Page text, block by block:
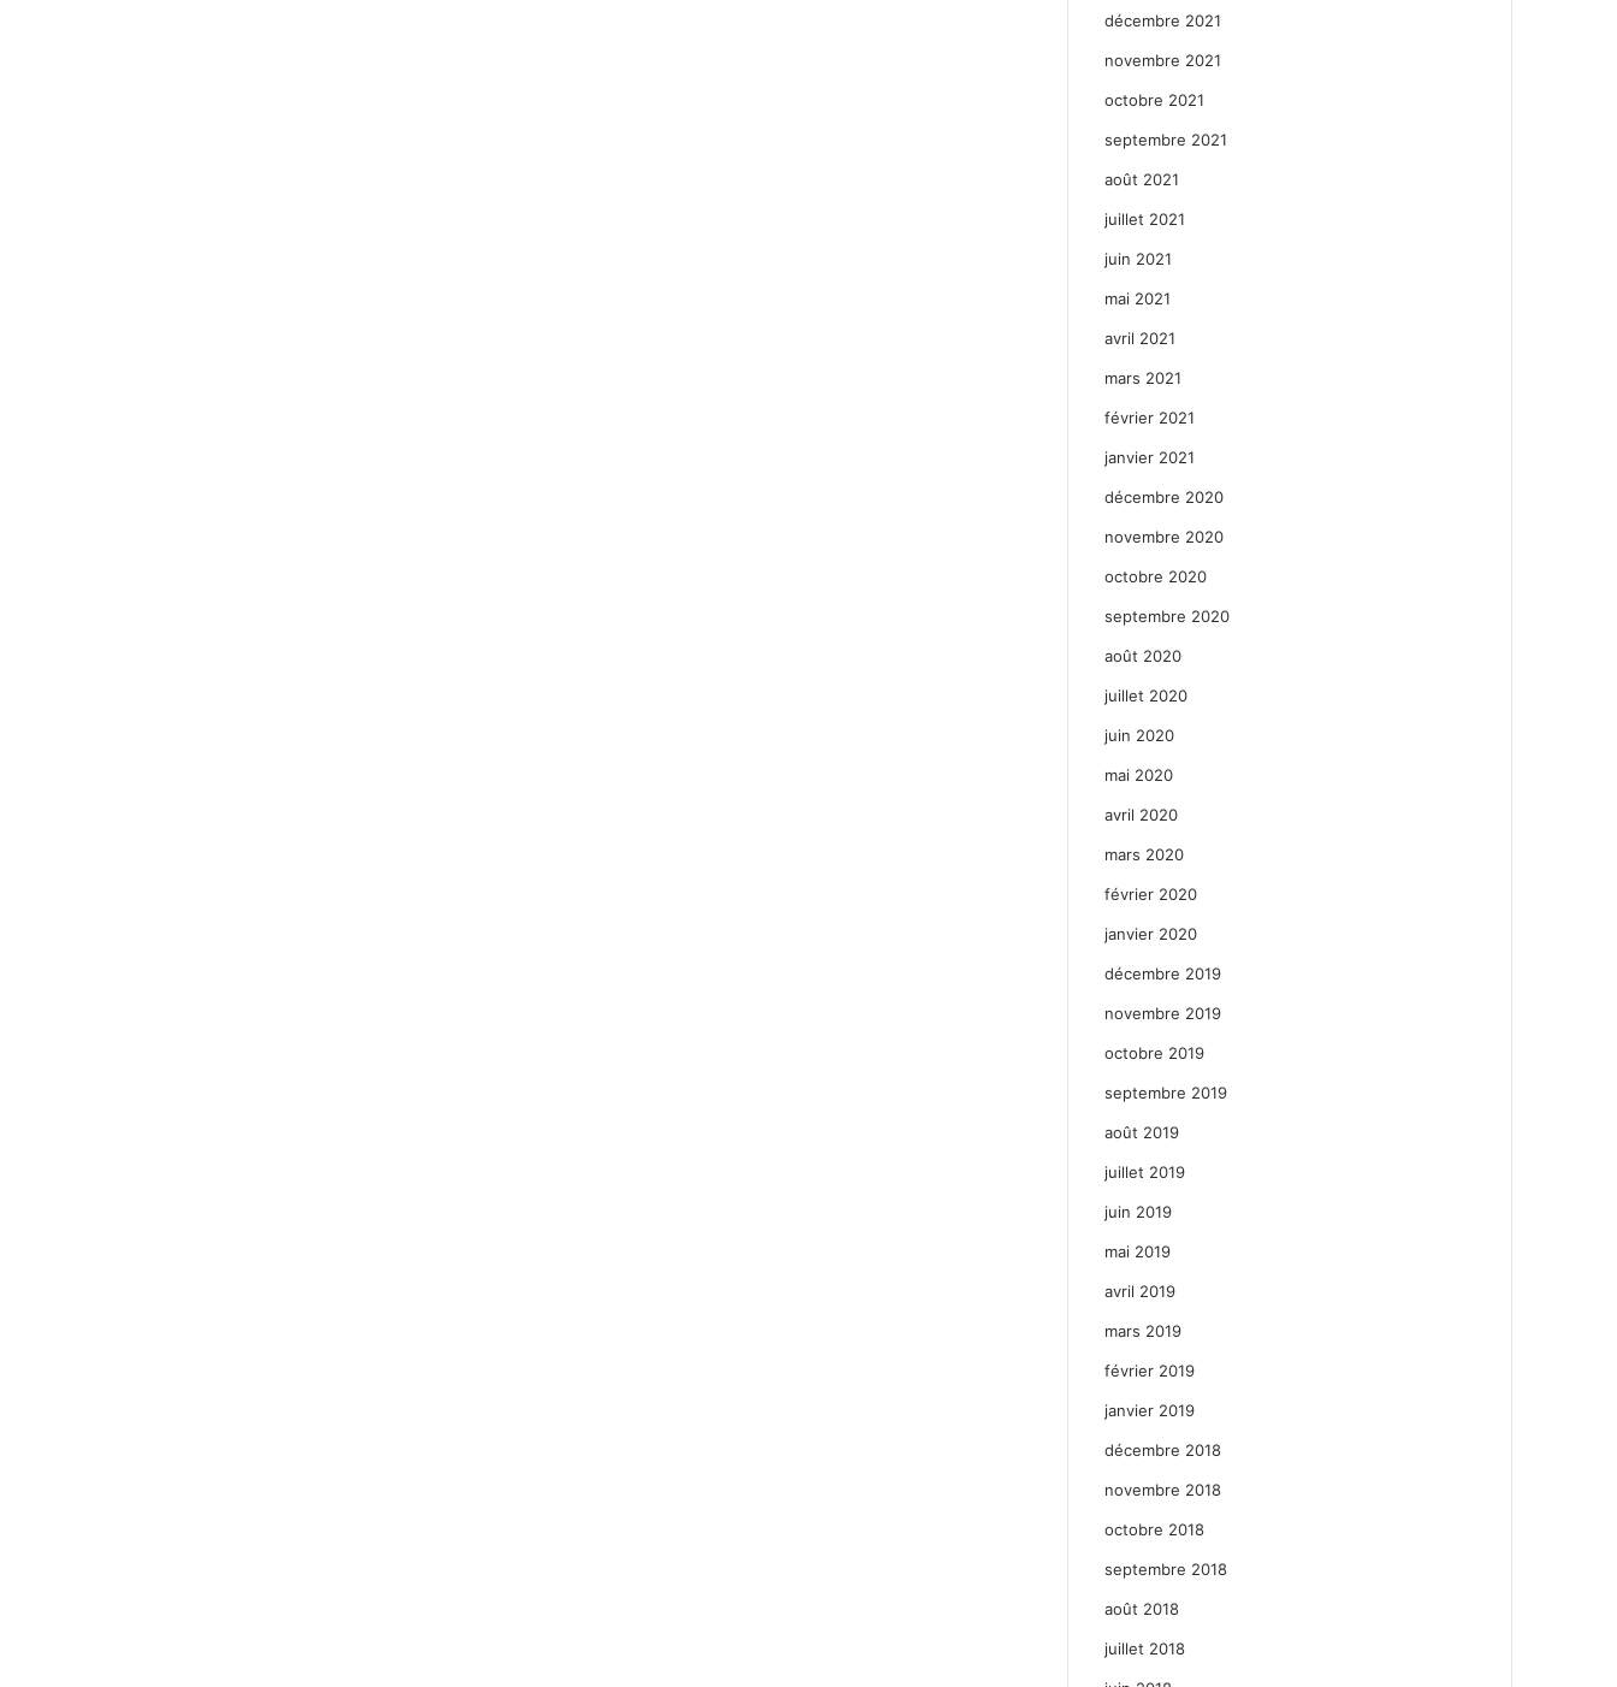
décembre 2021
novembre 2021
octobre 2021
septembre 2021
août 2021
juillet 2021
juin 2021
mai 2021
avril 2021
mars 2021
février 2021
janvier 2021
décembre 2020
novembre 2020
octobre 2020
septembre 2020
août 2020
juillet 2020
juin 2020
mai 2020
avril 2020
mars 2020
février 2020
janvier 2020
décembre 2019
novembre 2019
octobre 2019
septembre 2019
août 2019
juillet 2019
juin 2019
mai 2019
avril 2019
mars 2019
février 2019
janvier 2019
décembre 2018
novembre 2018
octobre 2018
septembre 2018
août 2018
juillet 2018